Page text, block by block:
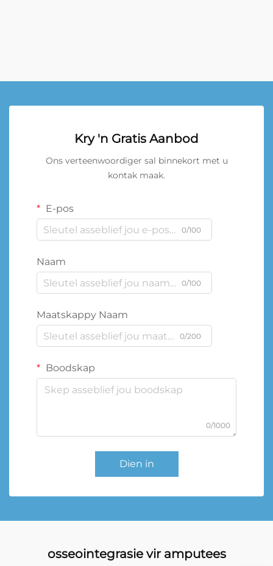
Kry 'n Gratis Aanbod
Ons verteenwoordiger sal binnekort met u
kontak maak.
E-pos
0/100
Naam
0/100
Maatskappy Naam
0/200
Boodskap
0/1000
Dien in
osseointegrasie vir amputees